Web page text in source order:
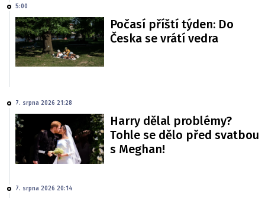
5:00
Počasí příští týden: Do
Česka se vrátí vedra
7. srpna 2026 21:28
Harry dělal problémy?
Tohle se dělo před svatbou
s Meghan!
7. srpna 2026 20:14